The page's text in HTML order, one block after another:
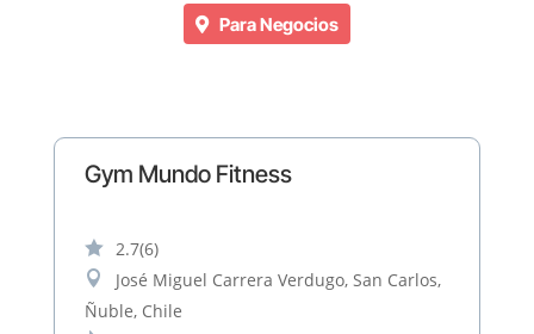
Para Negocios
Gym Mundo Fitness
 2.7(6)

José Miguel Carrera Verdugo, San Carlos,
Ñuble, Chile